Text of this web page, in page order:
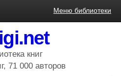
Меню библиотеки
книг
71 000 авторов